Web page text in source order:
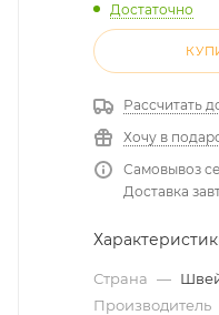
Достаточно
Рассчитать
Хочу в
Самовывоз
Доставка
Страна —
Производитель